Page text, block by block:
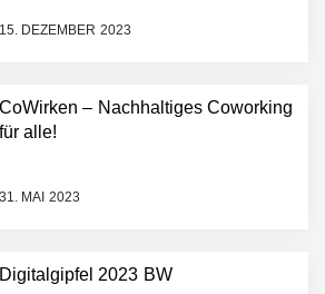
15. DEZEMBER 2023
CoWirken – Nachhaltiges Coworking
für alle!
31. MAI 2023
Digitalgipfel 2023 BW
FiniteNow ermöglicht
Entwicklungsprozesse
Pyck im Employer Portrait